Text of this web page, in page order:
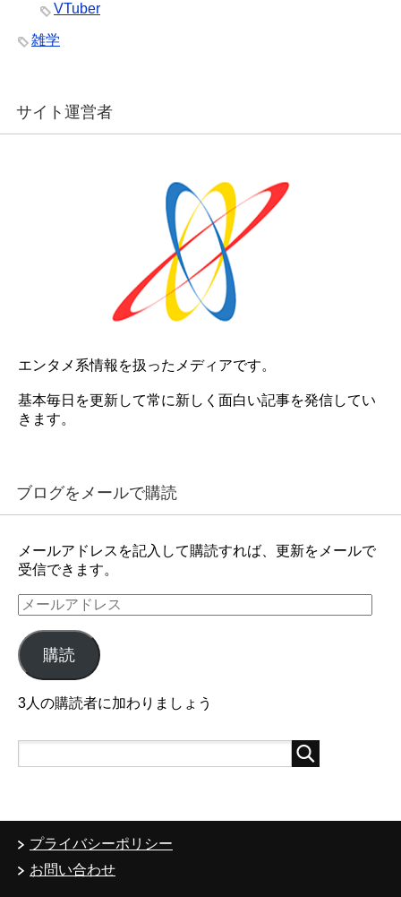
VTuber
雑学
サイト運営者
エンタメ系情報を扱ったメディアです。
基本毎日を更新して常に新しく面白い記事を発信してい
きます。
ブログをメールで購読
メールアドレスを記入して購読すれば、更新をメールで
受信できます。
メ
ー
ル
ア
ド
レ
ス
購読
3人の購読者に加わりましょう
プライバシーポリシー
お問い合わせ